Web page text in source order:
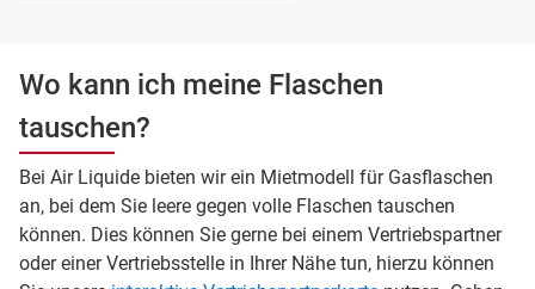
Wo kann ich meine Flaschen
tauschen?
Bei Air Liquide bieten wir ein Mietmodell für Gasflaschen
an, bei dem Sie leere gegen volle Flaschen tauschen
können. Dies können Sie gerne bei einem Vertriebspartner
oder einer Vertriebsstelle in Ihrer Nähe tun, hierzu können